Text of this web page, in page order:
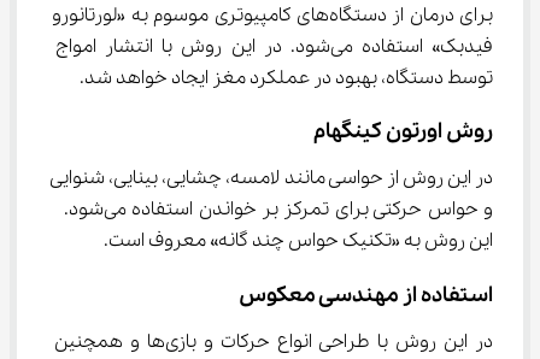
برای درمان از دستگاه‌های کامپیوتری موسوم به «لورتانورو
فیدبک» استفاده می‌شود. در این روش با انتشار امواج
توسط دستگاه، بهبود در عملکرد مغز ایجاد خواهد شد.
روش اورتون کینگهام
در این روش از حواسی مانند لامسه، چشایی، بینایی، شنوایی
و حواس حرکتی برای تمرکز بر خواندن استفاده می‌شود.
این روش به «تکنیک حواس چند گانه» معروف است.
استفاده از مهندسی معکوس
در این روش با طراحی انواع حرکات و بازی‌ها و همچنین